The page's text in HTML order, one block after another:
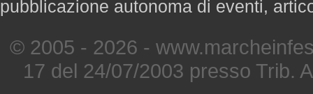
pubblicazione autonoma di eventi,
© 2005 - 2026 -
17 del 24/07/2003 presso Trib.